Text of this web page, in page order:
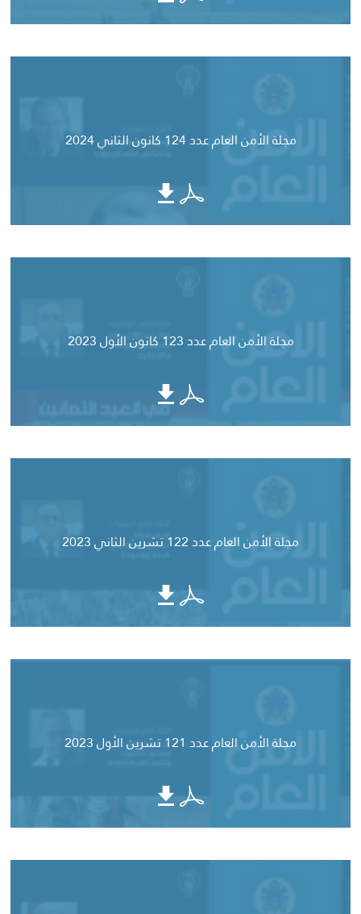
مجلة الأمن العام عدد 124 كانون الثاني 2024
مجلة الأمن العام عدد 123 كانون الأول 2023
مجلة الأمن العام عدد 122 تشرين الثاني 2023
مجلة الأمن العام عدد 121 تشرين الأول 2023